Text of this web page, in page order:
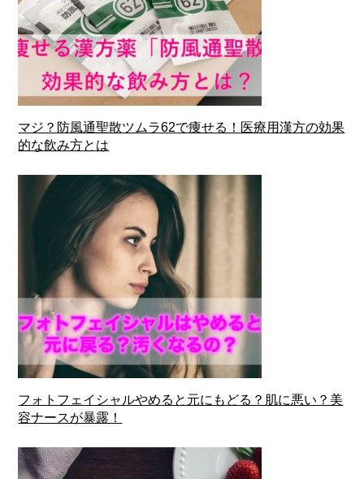
マジ？防風通聖散ツムラ62で痩せる！医療用漢方の効果
的な飲み方とは
フォトフェイシャルやめると元にもどる？肌に悪い？美
容ナースが暴露！